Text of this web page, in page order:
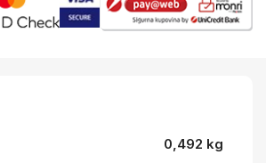
0,492 kg